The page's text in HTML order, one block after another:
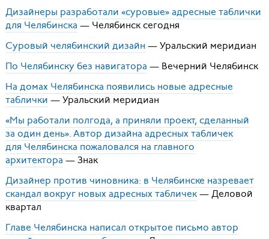
Дизайнеры разработали «суровые» адресные таблички
для Челябинска — Челябинск сегодня
Суровый челябинский дизайн — Уральский меридиан
По Челябинску без навигатора — Вечерний Челябинск
На домах Челябинска появились новые адресные
таблички — Уральский меридиан
«Мы работали полгода, а приняли проект, сделанный
за один день». Автор дизайна адресных табличек
для Челябинска пожаловался на главного
архитектора — Знак
Дизайнер против чиновника: в Челябинске назревает
скандал вокруг новых адресных табличек— Деловой
квартал
Главе Челябинска написал открытое письмо автор